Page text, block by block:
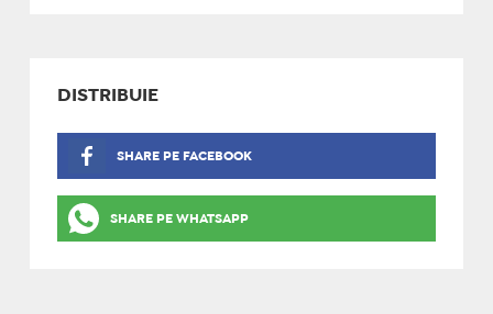
DISTRIBUIE
SHARE PE FACEBOOK
SHARE PE WHATSAPP